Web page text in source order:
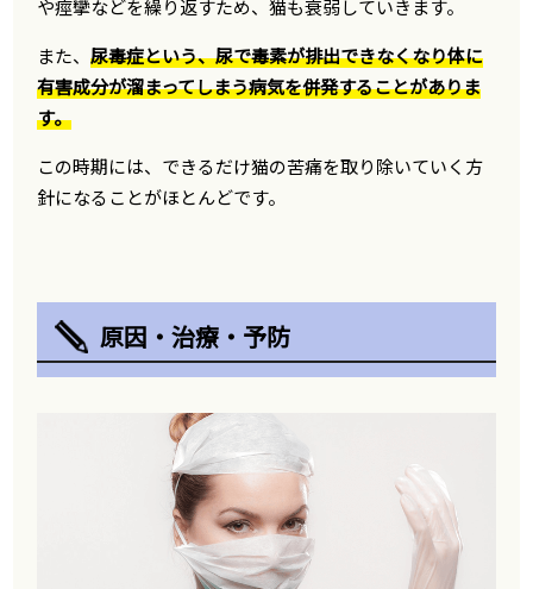
や痙攣などを繰り返すため、猫も衰弱していきます。
また、尿毒症という、尿で毒素が排出できなくなり体に
有害成分が溜まってしまう病気を併発することがありま
す。
この時期には、できるだけ猫の苦痛を取り除いていく方
針になることがほとんどです。
原因・治療・予防